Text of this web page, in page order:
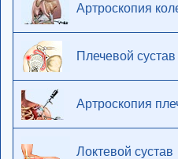
Артроскопия
Плечевой сустав
Артроскопия
Локтевой сустав